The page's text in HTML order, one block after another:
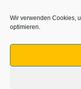
Wir verwenden Cookies,
optimieren.
Jobs AGB
Cookie-